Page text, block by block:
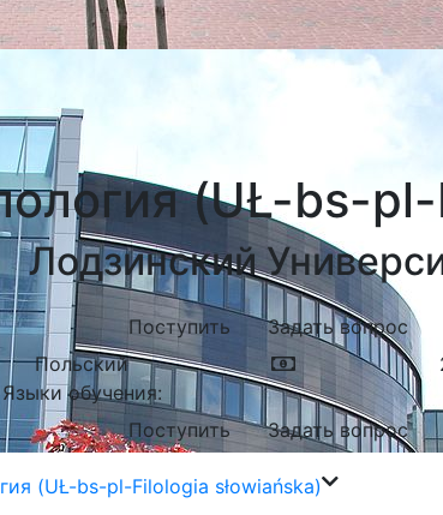
(UŁ-bs-pl-
Лодзинский
Поступить
Задать вопрос
Польский
Языки обучения:
Поступить
Задать вопрос
(UŁ-bs-pl-Filologia słowiańska)